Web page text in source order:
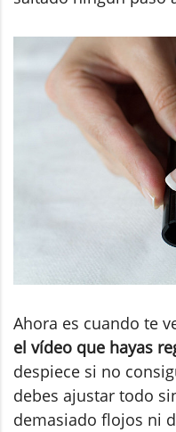
Ahora es cuando te
el vídeo que hayas
despiece si no
debes ajustar todo
demasiado flojos ni